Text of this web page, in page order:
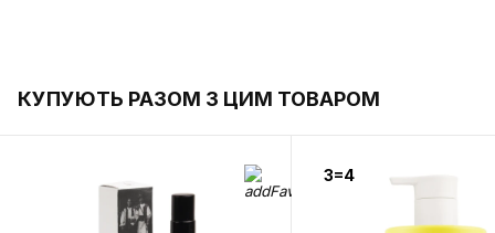
КУПУЮТЬ РАЗОМ З ЦИМ ТОВАРОМ
3=4